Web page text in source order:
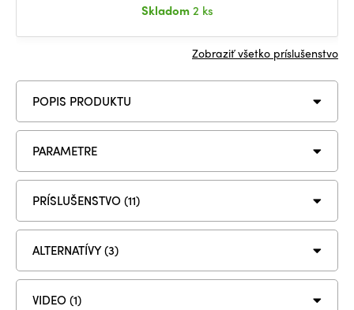
Skladom2 ks
Zobraziť všetko príslušenstvo
POPIS PRODUKTU
PARAMETRE
PRÍSLUŠENSTVO (11)
ALTERNATÍVY (3)
VIDEO (1)